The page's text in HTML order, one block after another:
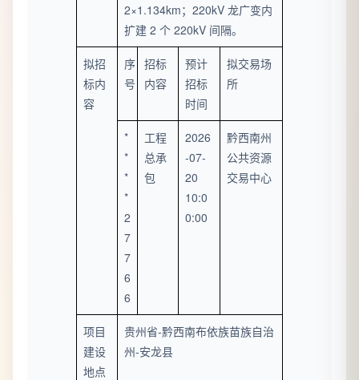
2×1.134km；220kV 龙广变内
扩建 2 个 220kV 间隔。
拟招
标内
容
序
号
招标
内容
预计
招标
时间
拟交易场
所
*
*
*
*
2
7
7
6
6
工程
总承
包
2026
-07-
20
10:0
0:00
黔西南州
公共资源
交易中心
项目
建设
地点
贵州省-黔西南布依族苗族自治
州-安龙县